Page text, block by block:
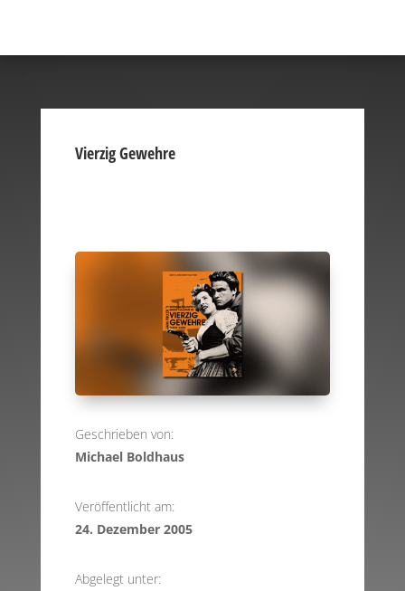
Vierzig Gewehre
Geschrieben von:
Michael Boldhaus
Veröffentlicht am:
24. Dezember 2005
Abgelegt unter: